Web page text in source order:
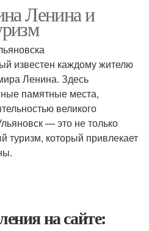
Ленина и
известен каждому жителю
Ленина. Здесь
памятные места,
великого
— это не только
туризм, который привлекает
на сайте: